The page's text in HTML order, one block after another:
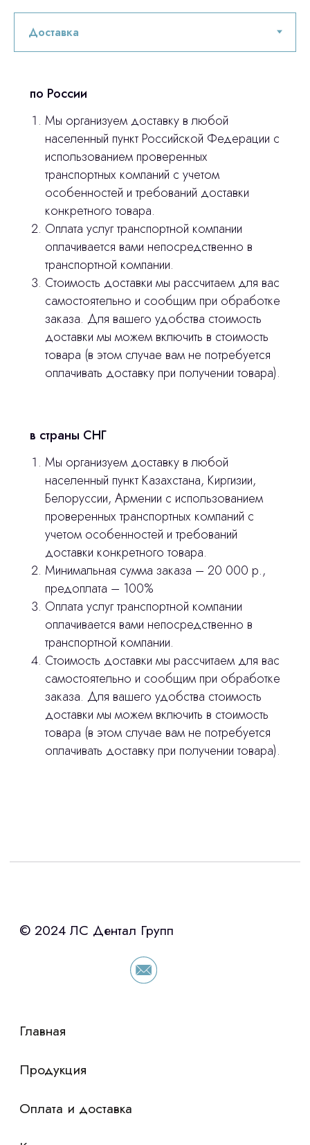
по России
Мы организуем доставку в любой
населенный пункт Российской Федерации с
использованием проверенных
транспортных компаний с учетом
особенностей и требований доставки
конкретного товара.
Оплата услуг транспортной компании
оплачивается вами непосредственно в
транспортной компании.
Стоимость доставки мы рассчитаем для вас
самостоятельно и сообщим при обработке
заказа. Для вашего удобства стоимость
доставки мы можем включить в стоимость
товара (в этом случае вам не потребуется
оплачивать доставку при получении товара).
в страны СНГ
Мы организуем доставку в любой
населенный пункт Казахстана, Киргизии,
Белоруссии, Армении с использованием
проверенных транспортных компаний с
учетом особенностей и требований
доставки конкретного товара.
Минимальная сумма заказа – 20 000 р.,
предоплата – 100%
Оплата услуг транспортной компании
оплачивается вами непосредственно в
транспортной компании.
Стоимость доставки мы рассчитаем для вас
самостоятельно и сообщим при обработке
заказа. Для вашего удобства стоимость
доставки мы можем включить в стоимость
товара (в этом случае вам не потребуется
оплачивать доставку при получении товара).
оставьте контакты, мы свяжемся и
ответим на все вопросы
Интересует лизинг?
«Уралпромлизинг» подберем выгодные
условия по лизингу оборудования,
просто оставьте контакты чтобы мы
сориентировали по условиям
© 2024 ЛС Дентал Групп
Главная
Продукция
3D печать
Лицензирование
Изготовление хирургических шаблонов
Оплата и доставка
Политика конфиденциальности
Контакты